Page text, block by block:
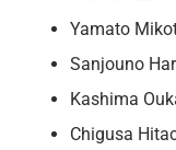
Yamato
Sanjouno
Kashima
Chigusa